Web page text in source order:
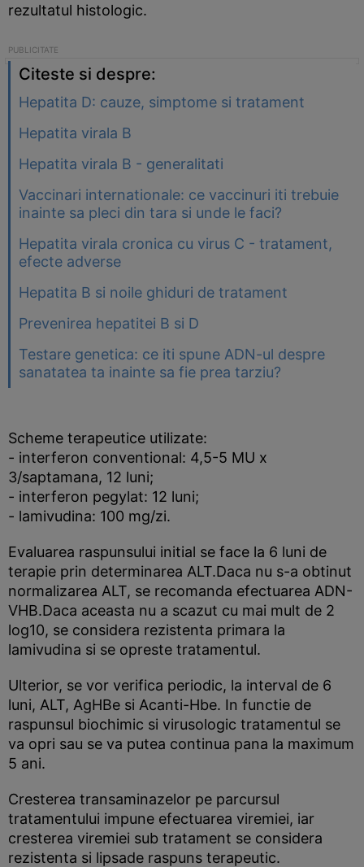
rezultatul histologic.
Citeste si despre:
Hepatita D: cauze, simptome si tratament
Hepatita virala B
Hepatita virala B - generalitati
Vaccinari internationale: ce vaccinuri iti trebuie
inainte sa pleci din tara si unde le faci?
Hepatita virala cronica cu virus C - tratament,
efecte adverse
Hepatita B si noile ghiduri de tratament
Prevenirea hepatitei B si D
Testare genetica: ce iti spune ADN-ul despre
sanatatea ta inainte sa fie prea tarziu?
Scheme terapeutice utilizate:
- interferon conventional: 4,5-5 MU x
3/saptamana, 12 luni;
- interferon pegylat: 12 luni;
- lamivudina: 100 mg/zi.
Evaluarea raspunsului initial se face la 6 luni de
terapie prin determinarea ALT.Daca nu s-a obtinut
normalizarea ALT, se recomanda efectuarea ADN-
VHB.Daca aceasta nu a scazut cu mai mult de 2
log10, se considera rezistenta primara la
lamivudina si se opreste tratamentul.
Ulterior, se vor verifica periodic, la interval de 6
luni, ALT, AgHBe si Acanti-Hbe. In functie de
raspunsul biochimic si virusologic tratamentul se
va opri sau se va putea continua pana la maximum
5 ani.
Cresterea transaminazelor pe parcursul
tratamentului impune efectuarea viremiei, iar
cresterea viremiei sub tratament se considera
rezistenta si lipsade raspuns terapeutic.